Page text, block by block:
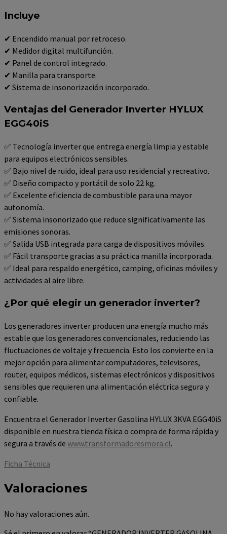
Incluye
✔ Encendido manual por retroceso.
✔ Medidor digital multifunción.
✔ Panel de control integrado.
✔ Manilla para transporte.
✔ Sistema de insonorización incorporado.
Ventajas del Generador Inverter HYLUX
EGG40iS
✅ Tecnología inverter que entrega energía limpia y estable
para equipos electrónicos sensibles.
✅ Bajo nivel de ruido, ideal para uso residencial y recreativo.
✅ Diseño compacto y portátil de solo 22 kg.
✅ Excelente eficiencia de combustible para una mayor
autonomía.
✅ Sistema insonorizado que reduce significativamente las
emisiones sonoras.
✅ Salida USB integrada para carga de dispositivos móviles.
✅ Fácil transporte gracias a su práctica manilla incorporada.
✅ Ideal para respaldo energético, camping, oficinas móviles y
actividades al aire libre.
¿Por qué elegir un generador inverter?
Los generadores inverter producen una energía mucho más
estable que los generadores convencionales, reduciendo las
fluctuaciones de voltaje y frecuencia. Esto los convierte en la
mejor opción para alimentar computadores, televisores,
router, equipos médicos, sistemas electrónicos y dispositivos
sensibles que requieren una alimentación eléctrica segura y
confiable.
Encuentra el Generador Inverter Gasolina HYLUX 3KVA EGG40iS
disponible en nuestra tienda física o compra de forma rápida y
segura a través de www.transformadoresmora.cl.
Ficha Técnica
Valoraciones
No hay valoraciones aún.